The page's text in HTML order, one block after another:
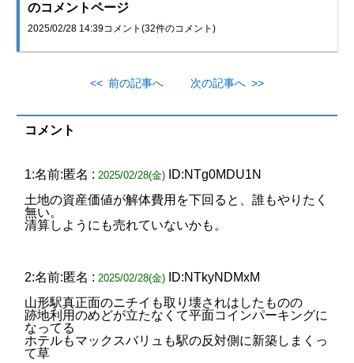
のコメントページ
2025/02/28 14:39コメント(32件のコメント)
<< 前の記事へ 次の記事へ >>
コメント
1:名前:匿名 : 2025/02/28(金)
ID:NTg0MDU1N
土地の資産価値が解体費用を下回ると、誰もやりたく
無い。
清算しようにも売れていないかも。
2:名前:匿名 : 2025/02/28(金)
ID:NTkyNDMxM
山形駅真正面のニチイも取り壊されはしたものの
跡地利用のめどが立たなくて平面コインパーキングに
なってる
ホテルもマックスバリュも駅の反対側に新築しまくっ
て草